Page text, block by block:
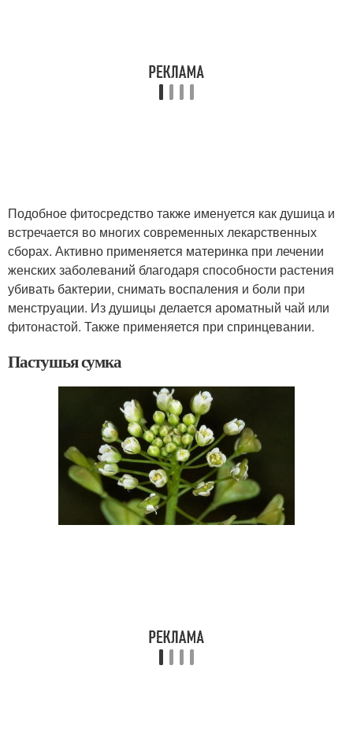
Подобное фитосредство также именуется как душица и
встречается во многих современных лекарственных
сборах. Активно применяется материнка при лечении
женских заболеваний благодаря способности растения
убивать бактерии, снимать воспаления и боли при
менструации. Из душицы делается ароматный чай или
фитонастой. Также применяется при спринцевании.
Пастушья сумка